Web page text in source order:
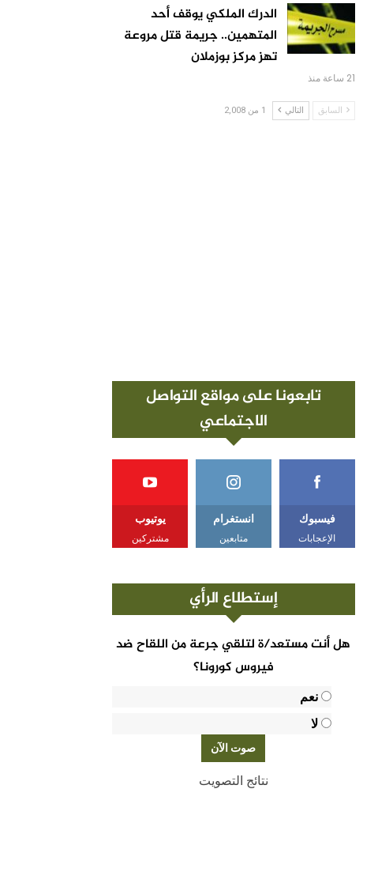
الدرك الملكي يوقف أحد
المتهمين.. جريمة قتل مروعة
تهز مركز بوزملان
21 ساعة منذ
السابق التالي 1 من 2,008
تابعونا على مواقع التواصل
الاجتماعي
فيسبوك
الإعجابات
انستغرام
متابعين
يوتيوب
مشتركين
إستطلاع الرأي
هل أنت مستعد/ة لتلقي جرعة من اللقاح ضد
فيروس كورونا؟
نعم
لا
نتائج التصويت